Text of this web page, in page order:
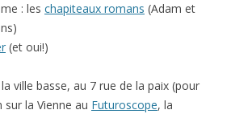
: les chapiteaux romans (Adam et
(et oui!)
ville basse, au 7 rue de la paix (pour
la Vienne au Futuroscope, la